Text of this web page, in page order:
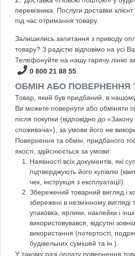
перевізника. Послуги доставки
під час отримання товару.
Залишились запитання з приводу
товару? З радістю відповімо на усі
Телефонуйте на нашу гарячу лінію
0 800 21 88 55
ОБМІН АБО ПОВЕРНЕННЯ
Товар, який був придбаний, в нашому
Ви можете повернути або обміняти
після покупки (відповідно до
споживача»), за умови його не
Повернення та обмін, придбаного
якості, здійснюється за умови:
Наявності всіх документів, які
підтверджують його купівлю
чек, інструкція з експлуатації).
Збережений товарний вигляд і
збережені в незмінному вигляді
упаковка, ярлики, наклейки і
використовувався, відсутні
використання (потертості,
будівельних сумішей та ін.).
У такому разі оплату повернення